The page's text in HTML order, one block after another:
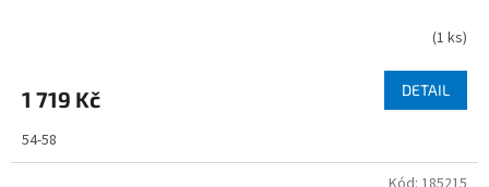
(1 ks)
1 719 Kč DETAIL
54-58